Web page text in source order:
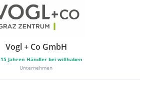
Vogl + Co GmbH
15 Jahren Händler bei willhaben
Unternehmen